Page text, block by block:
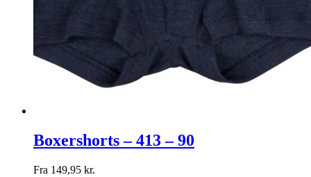
Boxershorts – 413 – 90
Fra 149,95 kr.